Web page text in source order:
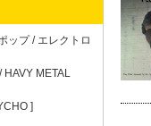
ップ / エレクトロ
HAVY METAL
]